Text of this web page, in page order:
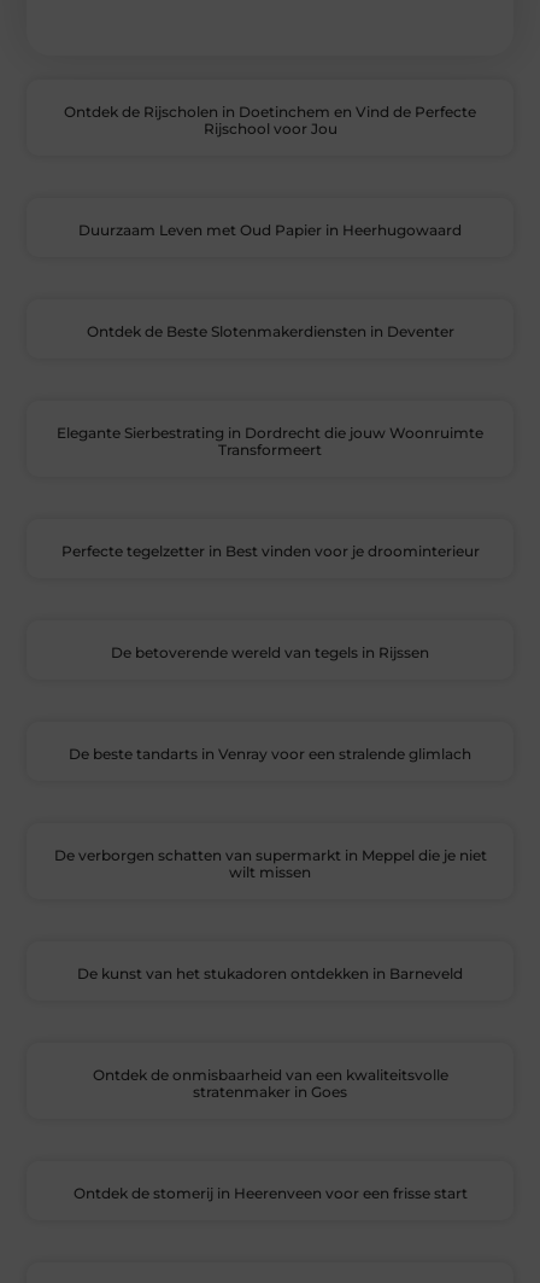
Ontdek de Rijscholen in Doetinchem en Vind de Perfecte
Rijschool voor Jou
Duurzaam Leven met Oud Papier in Heerhugowaard
Ontdek de Beste Slotenmakerdiensten in Deventer
Elegante Sierbestrating in Dordrecht die jouw Woonruimte
Transformeert
Perfecte tegelzetter in Best vinden voor je droominterieur
De betoverende wereld van tegels in Rijssen
De beste tandarts in Venray voor een stralende glimlach
De verborgen schatten van supermarkt in Meppel die je niet
wilt missen
De kunst van het stukadoren ontdekken in Barneveld
Ontdek de onmisbaarheid van een kwaliteitsvolle
stratenmaker in Goes
Ontdek de stomerij in Heerenveen voor een frisse start